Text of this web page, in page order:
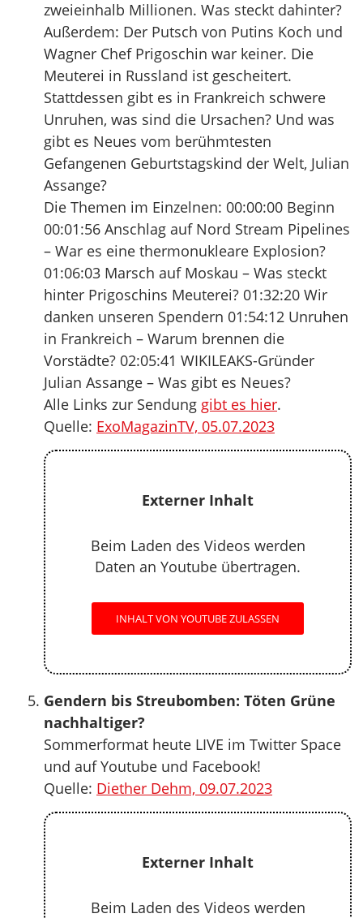
zweieinhalb Millionen. Was steckt dahinter?
Außerdem: Der Putsch von Putins Koch und
Wagner Chef Prigoschin war keiner. Die
Meuterei in Russland ist gescheitert.
Stattdessen gibt es in Frankreich schwere
Unruhen, was sind die Ursachen? Und was
gibt es Neues vom berühmtesten
Gefangenen Geburtstagskind der Welt, Julian
Assange?
Die Themen im Einzelnen: 00:00:00 Beginn
00:01:56 Anschlag auf Nord Stream Pipelines
– War es eine thermonukleare Explosion?
01:06:03 Marsch auf Moskau – Was steckt
hinter Prigoschins Meuterei? 01:32:20 Wir
danken unseren Spendern 01:54:12 Unruhen
in Frankreich – Warum brennen die
Vorstädte? 02:05:41 WIKILEAKS-Gründer
Julian Assange – Was gibt es Neues?
Alle Links zur Sendung gibt es hier.
Quelle: ExoMagazinTV, 05.07.2023
Externer Inhalt
Beim Laden des Videos werden
Daten an Youtube übertragen.
INHALT VON YOUTUBE ZULASSEN
Gendern bis Streubomben: Töten Grüne
nachhaltiger?
Sommerformat heute LIVE im Twitter Space
und auf Youtube und Facebook!
Quelle: Diether Dehm, 09.07.2023
Externer Inhalt
Beim Laden des Videos werden